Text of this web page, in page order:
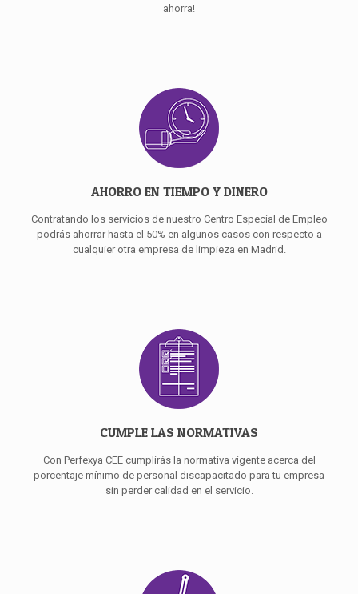
ahorra!
AHORRO EN TIEMPO Y DINERO
Contratando los servicios de nuestro Centro Especial de Empleo
podrás ahorrar hasta el 50% en algunos casos con respecto a
cualquier otra empresa de limpieza en Madrid.
CUMPLE LAS NORMATIVAS
Con Perfexya CEE cumplirás la normativa vigente acerca del
porcentaje mínimo de personal discapacitado para tu empresa
sin perder calidad en el servicio.